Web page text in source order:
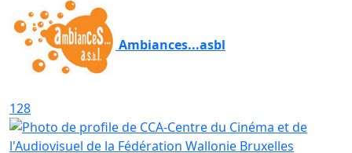
Ambiances...asbl
128